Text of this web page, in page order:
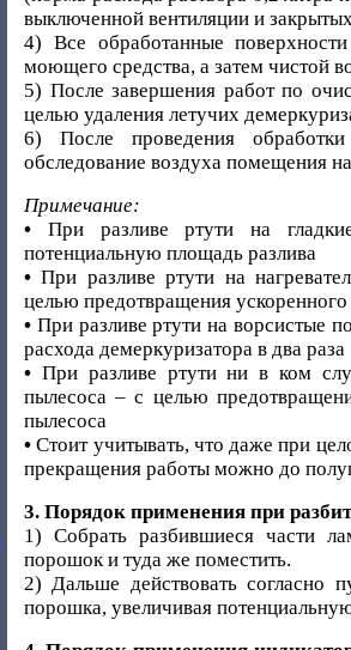
выключенной вентиляции и
4) Все обработанные
моющего средства, а затем чистой
5) После завершения работ по
целью удаления летучих
6) После проведения обработки
обследование воздуха помещения
Примечание:
• При разливе ртути на
потенциальную площадь разлива
•При разливе ртути на
целью предотвращения ускоренного
• При разливе ртути на ворсистые
расхода демеркуризатора в два раза
• При разливе ртути ни в ком
пылесоса – с целью
пылесоса
•Стоит учитывать, что даже при
прекращения работы можно до
3. Порядок применения при
1) Собрать разбившиеся части
порошок и туда же поместить.
2) Дальше действовать согласно
порошка, увеличивая